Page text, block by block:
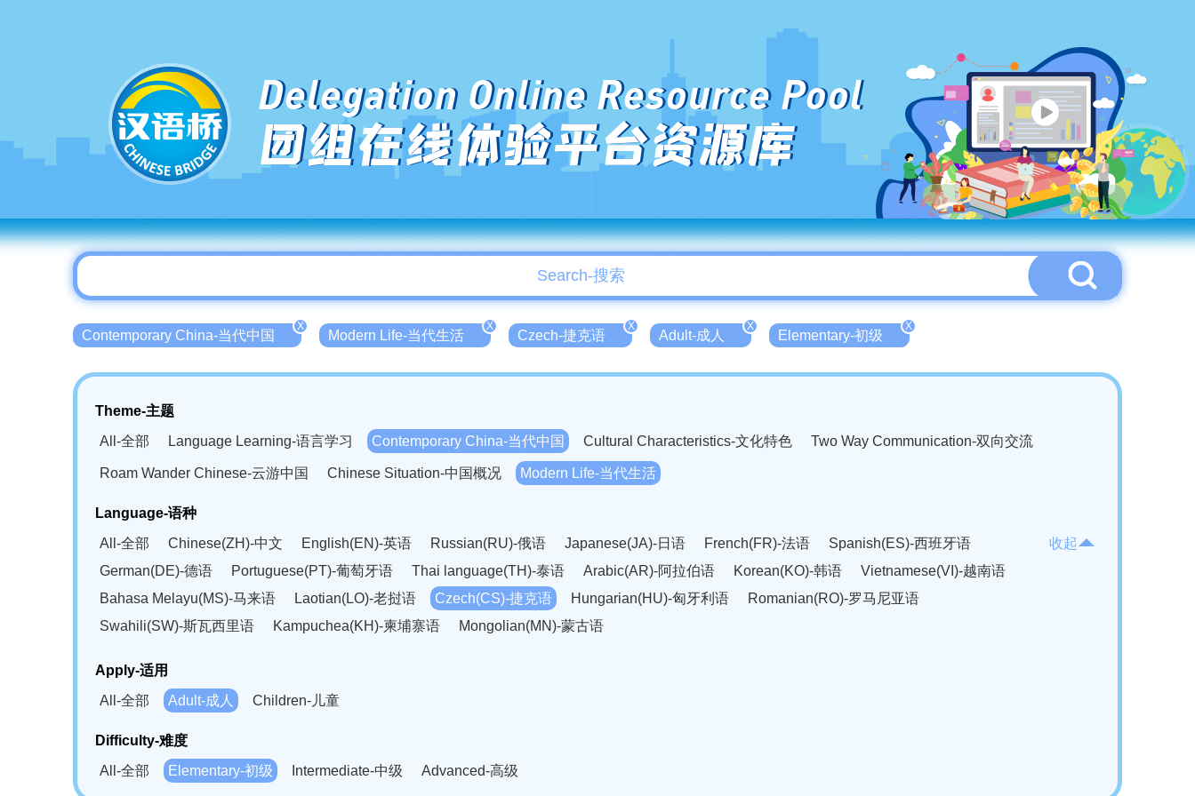
Delegation Online Resource Pool
团组在线体验平台资源库
Contemporary China-当代中国
X
Modern Life-当代生活
X
Czech-捷克语
X
Adult-成人
X
Elementary-初级
X
Theme-主题
All-全部
Language Learning-语言学习 Contemporary China-当代中国 Cultural Characteristics-文化特色 Two Way Communication-双向交流
Roam Wander Chinese-云游中国 Chinese Situation-中国概况 Modern Life-当代生活
Language-语种
All-全部
Chinese(ZH)-中文 English(EN)-英语 Russian(RU)-俄语 Japanese(JA)-日语 French(FR)-法语
Spanish(ES)-西班牙语
German(DE)-德语
Portuguese(PT)-葡萄牙语 Thai language(TH)-泰语 Arabic(AR)-阿拉伯语 Korean(KO)-韩语
Vietnamese(VI)-越南语
Bahasa Melayu(MS)-马来语
Laotian(LO)-老挝语 Czech(CS)-捷克语 Hungarian(HU)-匈牙利语
Romanian(RO)-罗马尼亚语
Swahili(SW)-斯瓦西里语
Kampuchea(KH)-柬埔寨语 Mongolian(MN)-蒙古语
收起
Apply-适用
All-全部
Adult-成人 Children-儿童
Difficulty-难度
All-全部
Elementary-初级 Intermediate-中级 Advanced-高级